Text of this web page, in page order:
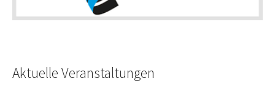
Aktuelle Veranstaltungen